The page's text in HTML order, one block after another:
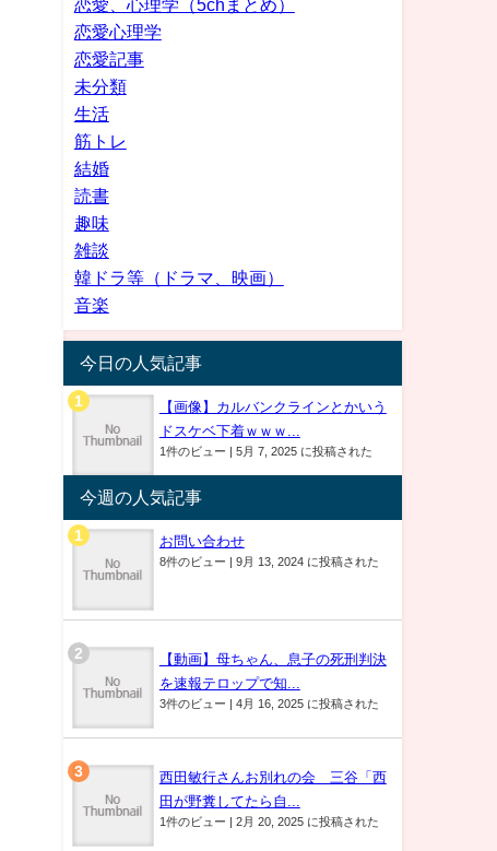
恋愛、心理学（5chまとめ）
恋愛心理学
恋愛記事
未分類
生活
筋トレ
結婚
読書
趣味
雑談
韓ドラ等（ドラマ、映画）
音楽
今日の人気記事
【画像】カルバンクラインとかいう
ドスケベ下着ｗｗｗ...
1件のビュー | 5月 7, 2025 に投稿された
今週の人気記事
お問い合わせ
8件のビュー | 9月 13, 2024 に投稿された
【動画】母ちゃん、息子の死刑判決
を速報テロップで知...
3件のビュー | 4月 16, 2025 に投稿された
西田敏行さんお別れの会 三谷「西
田が野糞してたら自...
1件のビュー | 2月 20, 2025 に投稿された